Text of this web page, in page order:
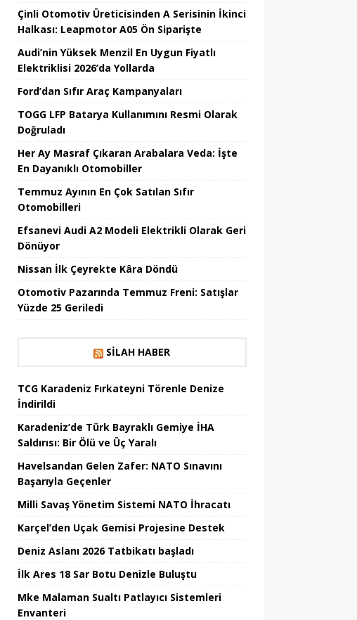
Çinli Otomotiv Üreticisinden A Serisinin İkinci
Halkası: Leapmotor A05 Ön Siparişte
Audi’nin Yüksek Menzil En Uygun Fiyatlı
Elektriklisi 2026’da Yollarda
Ford’dan Sıfır Araç Kampanyaları
TOGG LFP Batarya Kullanımını Resmi Olarak
Doğruladı
Her Ay Masraf Çıkaran Arabalara Veda: İşte
En Dayanıklı Otomobiller
Temmuz Ayının En Çok Satılan Sıfır
Otomobilleri
Efsanevi Audi A2 Modeli Elektrikli Olarak Geri
Dönüyor
Nissan İlk Çeyrekte Kâra Döndü
Otomotiv Pazarında Temmuz Freni: Satışlar
Yüzde 25 Geriledi
SILAH HABER
TCG Karadeniz Fırkateyni Törenle Denize
İndirildi
Karadeniz’de Türk Bayraklı Gemiye İHA
Saldırısı: Bir Ölü ve Üç Yaralı
Havelsandan Gelen Zafer: NATO Sınavını
Başarıyla Geçenler
Milli Savaş Yönetim Sistemi NATO İhracatı
Karçel’den Uçak Gemisi Projesine Destek
Deniz Aslanı 2026 Tatbikatı başladı
İlk Ares 18 Sar Botu Denizle Buluştu
Mke Malaman Sualtı Patlayıcı Sistemleri
Envanteri